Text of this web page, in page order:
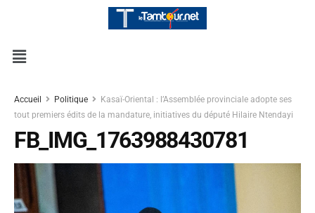
Accueil Politique
Kasaï-Oriental : l’Assemblée provinciale adopte ses
tout premiers édits de la mandature, initiatives du député Hilaire Ntendayi
FB_IMG_1763988430781